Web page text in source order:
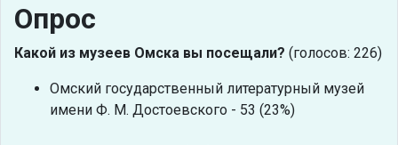
Опрос
Какой из музеев Омска вы посещали? (голосов: 226)
Омский государственный литературный музей
имени Ф. М. Достоевского - 53 (23%)